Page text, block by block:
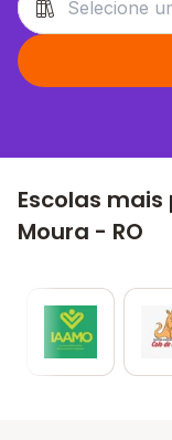
Escolas
Moura - RO